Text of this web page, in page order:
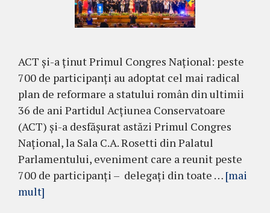
ACT și-a ținut Primul Congres Național: peste
700 de participanți au adoptat cel mai radical
plan de reformare a statului român din ultimii
36 de ani Partidul Acțiunea Conservatoare
(ACT) și-a desfășurat astăzi Primul Congres
Național, la Sala C.A. Rosetti din Palatul
Parlamentului, eveniment care a reunit peste
700 de participanți – delegați din toate … [mai
mult]